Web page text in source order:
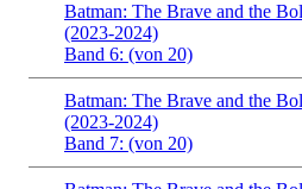
Batman: The Brave and the
(2023-2024)
Band 6: (von 20)
Batman: The Brave and the
(2023-2024)
Band 7: (von 20)